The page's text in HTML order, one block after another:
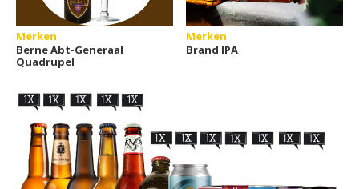
Merken
Berne Abt-Generaal
Quadrupel
Merken
Brand IPA